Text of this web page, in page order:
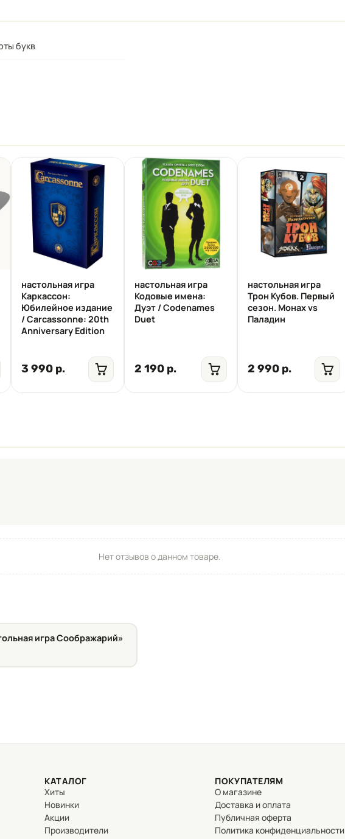
букв
настольная игра
Каркассон:
Юбилейное издание
/ Carcassonne: 20th
Anniversary Edition
3 990 р.
настольная игра
Кодовые имена:
Дуэт / Codenames
Duet
2 190 р.
настольная игра
Трон Кубов. Первый
сезон. Монах vs
Паладин
2 990 р.
Нет отзывов о данном товаре.
игра Соображарий»
КАТАЛОГ
Хиты
Новинки
Акции
Производители
ПОКУПАТЕЛЯМ
О магазине
Доставка и оплата
Публичная оферта
Политика конфиденциальности